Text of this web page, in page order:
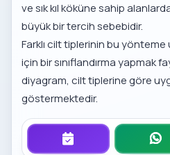
ve sık kıl köküne sahip
büyük bir tercih sebebidir.
Farklı cilt tiplerinin bu
için bir sınıflandırma yapmak
diyagram, cilt tiplerine göre
göstermektedir.